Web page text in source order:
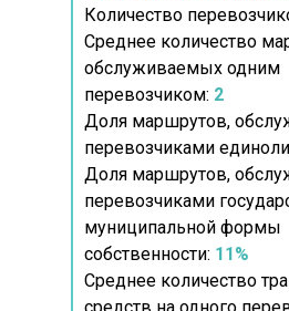
Количество
Среднее количество
обслуживаемых одним
перевозчиком: 2
Доля маршрутов,
перевозчиками
Доля маршрутов,
перевозчиками
муниципальной формы
собственности: 11%
Среднее количество